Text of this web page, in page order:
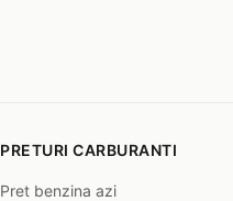
PRETURI CARBURANTI
Pret benzina azi